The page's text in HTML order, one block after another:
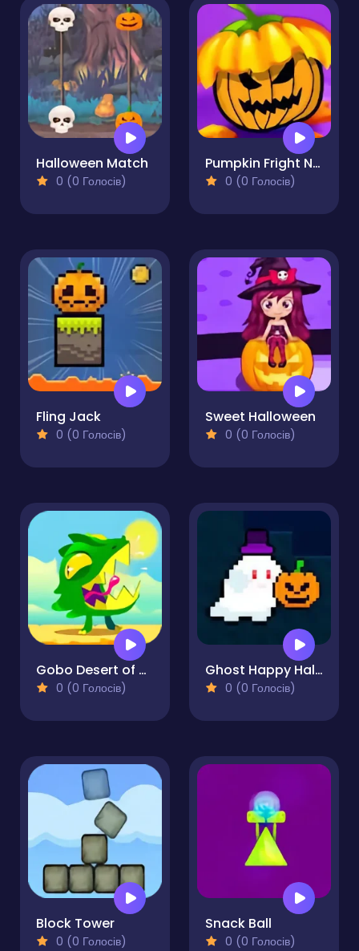
Halloween Match
0 (0 Голосів)
Pumpkin Fright Night
0 (0 Голосів)
Fling Jack
0 (0 Голосів)
Sweet Halloween
0 (0 Голосів)
Gobo Desert of Cubes
0 (0 Голосів)
Ghost Happy Halloween TwoPlayer
0 (0 Голосів)
Block Tower
0 (0 Голосів)
Snack Ball
0 (0 Голосів)